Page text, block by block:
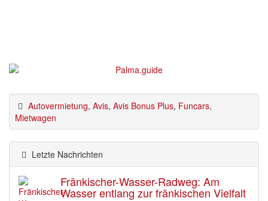
Autovermietung, Avis, Avis Bonus Plus, Funcars,
Mietwagen
Letzte Nachrichten
Fränkischer-Wasser-Radweg: Am
Wasser entlang zur fränkischen Vielfalt